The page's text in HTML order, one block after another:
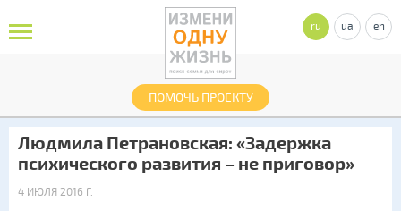
ПОМОЧЬ ПРОЕКТУ
ru ua en
Людмила Петрановская: «Задержка
психического развития – не приговор»
4 ИЮЛЯ 2016 Г.